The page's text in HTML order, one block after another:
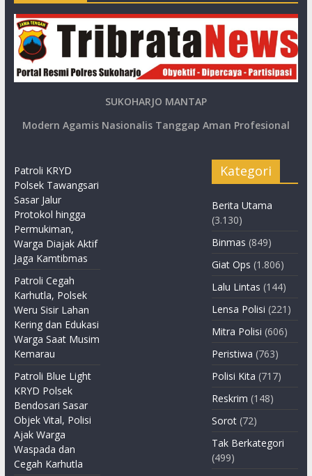
SUKOHARJO MANTAP
Modern Agamis Nasionalis Tanggap Aman Profesional
Patroli KRYD
Polsek Tawangsari
Sasar Jalur
Protokol hingga
Permukiman,
Warga Diajak Aktif
Jaga Kamtibmas
Patroli Cegah
Karhutla, Polsek
Weru Sisir Lahan
Kering dan Edukasi
Warga Saat Musim
Kemarau
Patroli Blue Light
KRYD Polsek
Bendosari Sasar
Objek Vital, Polisi
Ajak Warga
Waspada dan
Cegah Karhutla
Kategori
Berita Utama
(3.130)
Binmas (849)
Giat Ops (1.806)
Lalu Lintas (144)
Lensa Polisi (221)
Mitra Polisi (606)
Peristiwa (763)
Polisi Kita (717)
Reskrim (148)
Sorot (72)
Tak Berkategori
(499)